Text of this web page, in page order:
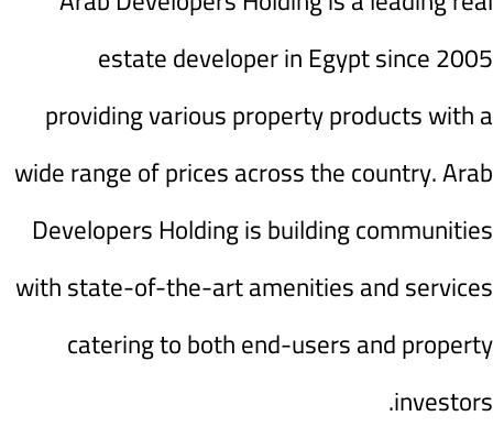
estate developer in Egypt since 2005
providing various property products with a
wide range of prices across the country. Arab
Developers Holding is building communities
with state-of-the-art amenities and services
catering to both end-users and property
investors.